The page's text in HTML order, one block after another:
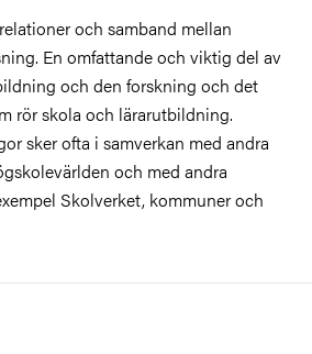
och samband mellan
En omfattande och viktig del av
och den forskning och det
rör skola och lärarutbildning.
sker ofta i samverkan med andra
och med andra
Skolverket, kommuner och